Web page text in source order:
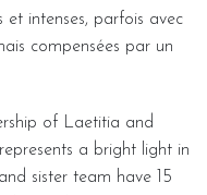
et intenses, parfois avec
compensées par un
of Laetitia and
a bright light in
sister team have 15